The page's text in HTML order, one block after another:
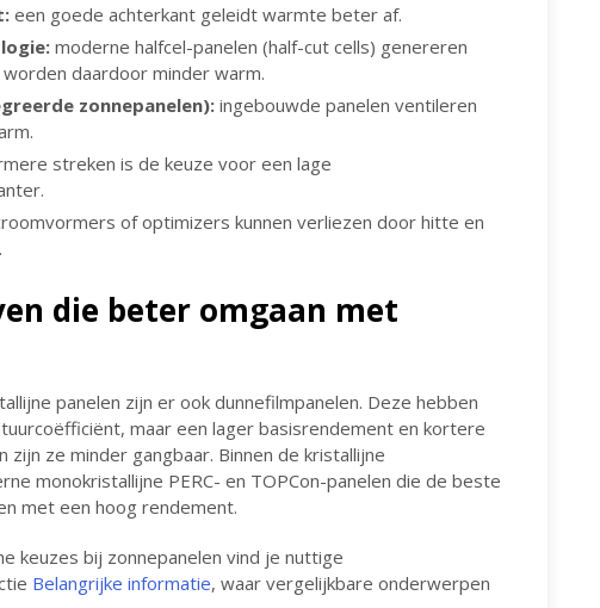
een goede achterkant geleidt warmte beter af.
moderne halfcel-panelen (half-cut cells) genereren
daardoor minder warm.
zonnepanelen):ingebouwde panelen ventileren
streken is de keuze voor een lage
of optimizers kunnen verliezen door hitte en
die beter omgaan met
panelen zijn er ook dunnefilmpanelen. Deze hebben
maar een lager basisrendement en kortere
zijn ze minder gangbaar. Binnen de kristallijne
monokristallijne PERC- en TOPCon-panelen die de beste
met een hoog rendement.
keuzes bij zonnepanelen vind je nuttige
Belangrijke informatie, waar vergelijkbare onderwerpen